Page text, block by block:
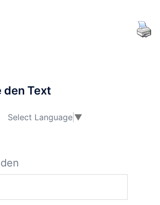
den Text
Select Language ▼